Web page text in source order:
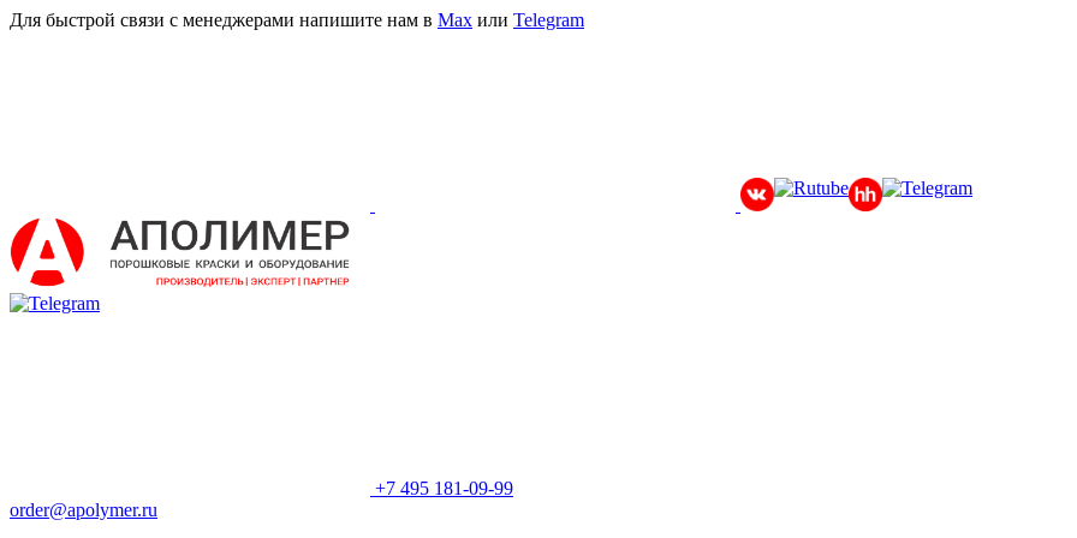
Для быстрой связи с менеджерами напишите нам в Мах или Telegram
+7 495 181-09-99
order@apolymer.ru